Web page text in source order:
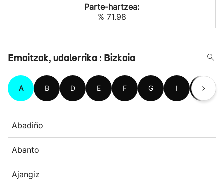
Parte-hartzea:
% 71.98
Emaitzak, udalerrika : Bizkaia
A B D E F G I J
Abadiño
Abanto
Ajangiz